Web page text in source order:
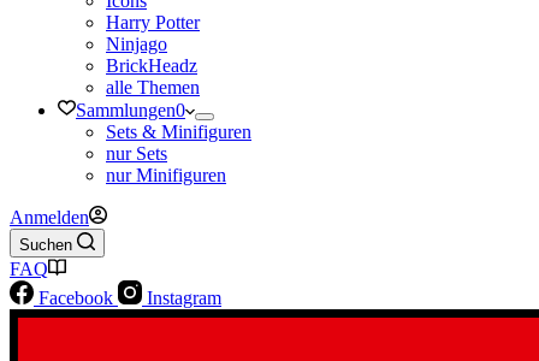
Harry Potter
Ninjago
BrickHeadz
alle Themen
Sammlungen0
Sets & Minifiguren
nur Sets
nur Minifiguren
Anmelden
Suchen
FAQ
Facebook
Instagram